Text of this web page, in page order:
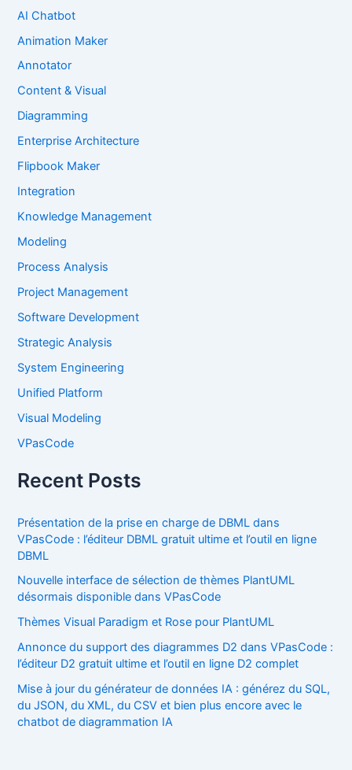
AI Chatbot
Animation Maker
Annotator
Content & Visual
Diagramming
Enterprise Architecture
Flipbook Maker
Integration
Knowledge Management
Modeling
Process Analysis
Project Management
Software Development
Strategic Analysis
System Engineering
Unified Platform
Visual Modeling
VPasCode
Recent Posts
Présentation de la prise en charge de DBML dans
VPasCode : l’éditeur DBML gratuit ultime et l’outil en ligne
DBML
Nouvelle interface de sélection de thèmes PlantUML
désormais disponible dans VPasCode
Thèmes Visual Paradigm et Rose pour PlantUML
Annonce du support des diagrammes D2 dans VPasCode :
l’éditeur D2 gratuit ultime et l’outil en ligne D2 complet
Mise à jour du générateur de données IA : générez du SQL,
du JSON, du XML, du CSV et bien plus encore avec le
chatbot de diagrammation IA